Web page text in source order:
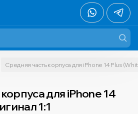
Средняя часть корпуса для iPhone 14 Plus
для iPhone 14
1:1